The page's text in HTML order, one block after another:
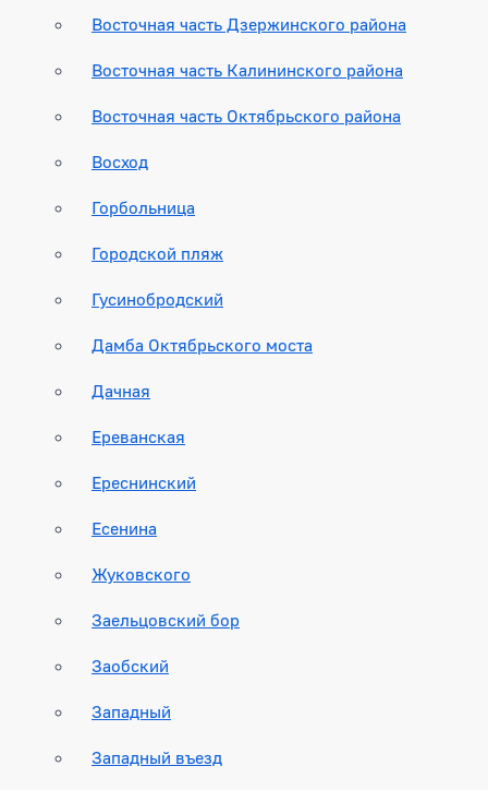
Восточная часть Дзержинского района
Восточная часть Калининского района
Восточная часть Октябрьского района
Восход
Горбольница
Городской пляж
Гусинобродский
Дамба Октябрьского моста
Дачная
Ереванская
Ереснинский
Есенина
Жуковского
Заельцовский бор
Заобский
Западный
Западный въезд